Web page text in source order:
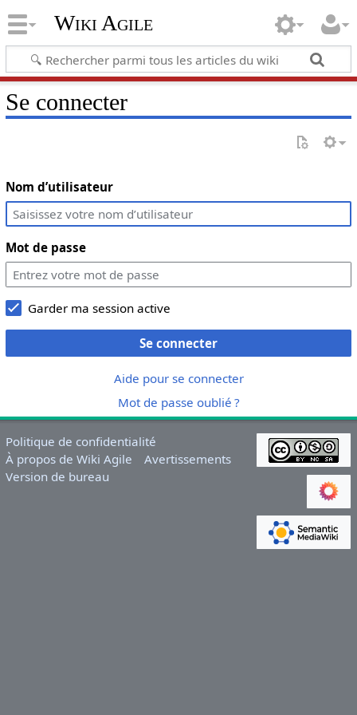
Wiki Agile
Se connecter
Nom d’utilisateur
Mot de passe
Garder ma session active
Se connecter
Aide pour se connecter
Mot de passe oublié ?
Politique de confidentialité
À propos de Wiki Agile
Avertissements
Version de bureau